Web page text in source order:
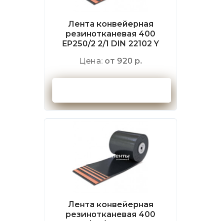
Лента конвейерная
резинотканевая 400
EP250/2 2/1 DIN 22102 Y
Цена: от 920 р.
Лента конвейерная
резинотканевая 400